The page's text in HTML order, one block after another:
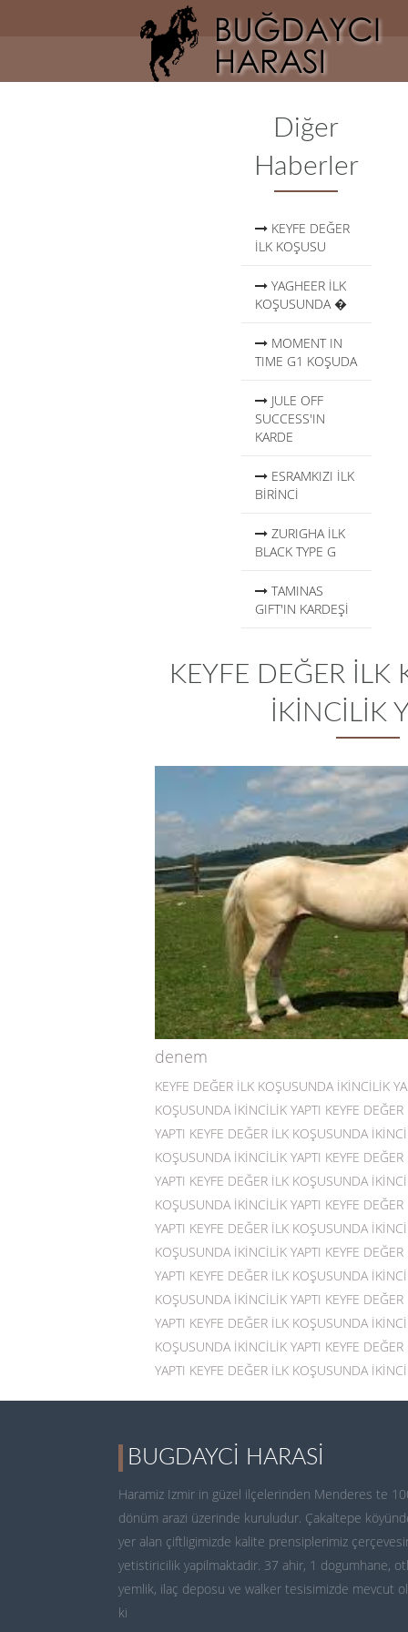
Diğer
Haberler
KEYFE DEĞER
İLK KOŞUSU
YAGHEER İLK
KOŞUSUNDA �
MOMENT IN
TIME G1 KOŞUDA
JULE OFF
SUCCESS'IN
KARDE
ESRAMKIZI İLK
BİRİNCİ
ZURIGHA İLK
BLACK TYPE G
TAMINAS
GIFT'IN KARDEŞİ
KEYFE DEĞER İLK
İKİNCİLİK
denem
KEYFE DEĞER İLK KOŞUSUNDA İKİNCİLİK
KOŞUSUNDA İKİNCİLİK YAPTI KEYFE
YAPTI KEYFE DEĞER İLK KOŞUSUNDA
KOŞUSUNDA İKİNCİLİK YAPTI KEYFE
YAPTI KEYFE DEĞER İLK KOŞUSUNDA
KOŞUSUNDA İKİNCİLİK YAPTI KEYFE
YAPTI KEYFE DEĞER İLK KOŞUSUNDA
KOŞUSUNDA İKİNCİLİK YAPTI KEYFE
YAPTI KEYFE DEĞER İLK KOŞUSUNDA
KOŞUSUNDA İKİNCİLİK YAPTI KEYFE
YAPTI KEYFE DEĞER İLK KOŞUSUNDA
KOŞUSUNDA İKİNCİLİK YAPTI KEYFE
YAPTI KEYFE DEĞER İLK KOŞUSUNDA
BUGDAYCI HARASI
Haramiz Izmir in güzel ilçelerinden Menderes te
dönüm arazi üzerinde kuruludur. Çakaltepe
yer alan çiftligimizde kalite prensiplerimiz
yetistiricilik yapilmaktadir. 37 ahir, 1 dogumhane,
yemlik, ilaç deposu ve walker tesisimizde mevcut
ki